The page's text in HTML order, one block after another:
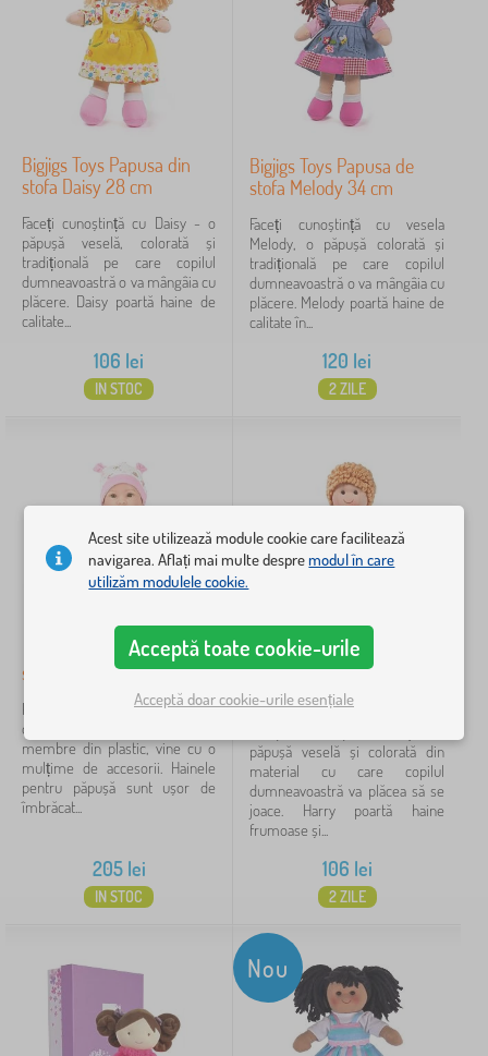
Caută în filtru
Etichete
Anulează FILTRARE
Bigjigs Toys Papusa din
stofa Daisy 28 cm
Faceți cunoștință cu Daisy - o
păpușă veselă, colorată și
tradițională pe care copilul
dumneavoastră o va mângâia cu
plăcere. Daisy poartă haine de
calitate...
106 lei
IN STOC
Bigjigs Toys Papusa de
stofa Melody 34 cm
Faceți cunoștință cu vesela
Melody, o păpușă colorată și
tradițională pe care copilul
dumneavoastră o va mângâia cu
plăcere. Melody poartă haine de
calitate în...
120 lei
2 ZILE
small foot Păpușa Hanna
Păpușa Hanna cu un corp moale
din material textil și cu cap și
membre din plastic, vine cu o
mulțime de accesorii. Hainele
pentru păpușă sunt ușor de
îmbrăcat...
205lei
IN STOC
Bigjigs Toys Papusa de
stofa Harry 28 cm
păpușă veselă și colorată din
material cu care copilul
dumneavoastră va plăcea să se
joace. Harry poartă haine
frumoase și...
106 lei
2 ZILE
Nou
Acest site utilizează module cookie care facilitează
navigarea. Aflați mai multe despremodul în care
utilizăm modulele cookie.
Acceptă toate cookie-urile
Acceptă doar cookie-urile esențiale